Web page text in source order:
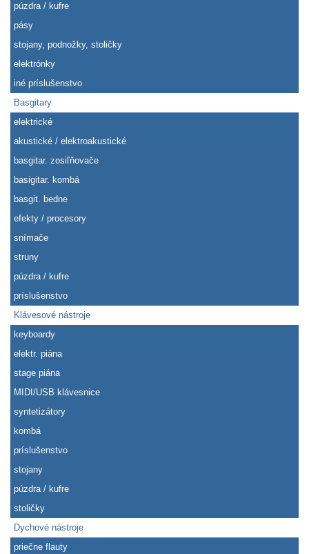
púzdra / kufre
pásy
stojany, podnožky, stoličky
elektrónky
iné príslušenstvo
Basgitary
elektrické
akustické / elektroakustické
basgitar. zosiľňovače
basigitar. kombá
basgit. bedne
efekty / procesory
snímače
struny
púzdra / kufre
príslušenstvo
Klávesové nástroje
keyboardy
elektr. piána
stage piána
MIDI/USB klávesnice
syntetizátory
kombá
príslušenstvo
stojany
púzdra / kufre
stoličky
Dychové nástroje
priečne flauty